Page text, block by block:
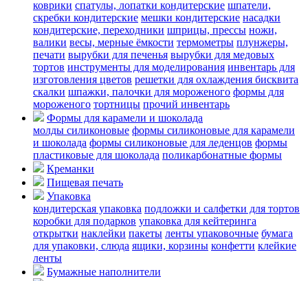
коврики cпатулы, лопатки кондитерские шпатели,
скребки кондитерские мешки кондитерские насадки
кондитерские, переходники шприцы, прессы ножи,
валики весы, мерные ёмкости термометры плунжеры,
печати вырубки для печенья вырубки для медовых
тортов инструменты для моделирования инвентарь для
изготовления цветов решетки для охлаждения бисквита
скалки шпажки, палочки для мороженого формы для
мороженого тортницы прочий инвентарь
Формы для карамели и шоколада
молды силиконовые формы силиконовые для карамели
и шоколада формы силиконовые для леденцов формы
пластиковые для шоколада поликарбонатные формы
Креманки
Пищевая печать
Упаковка
кондитерская упаковка подложки и салфетки для тортов
коробки для подарков упаковка для кейтеринга
открытки наклейки пакеты ленты упаковочные бумага
для упаковки, слюда ящики, корзины конфетти клейкие
ленты
Бумажные наполнители